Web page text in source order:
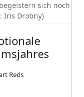
sich noch
Iris Drobny)
Reds